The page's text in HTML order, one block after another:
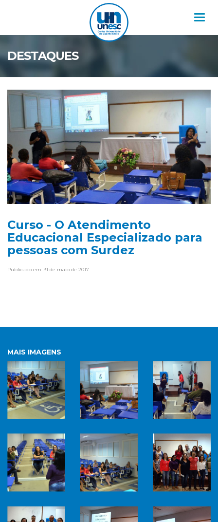
DESTAQUES
Curso - O Atendimento
Educacional Especializado para
pessoas com Surdez
Publicado em: 31 de maio de 2017
MAIS IMAGENS